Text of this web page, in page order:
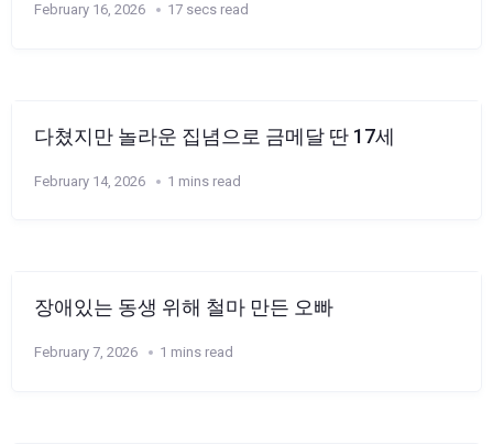
February 16, 2026 17 secs read
다쳤지만 놀라운 집념으로 금메달 딴 17세
February 14, 2026 1 mins read
장애있는 동생 위해 철마 만든 오빠
February 7, 2026 1 mins read